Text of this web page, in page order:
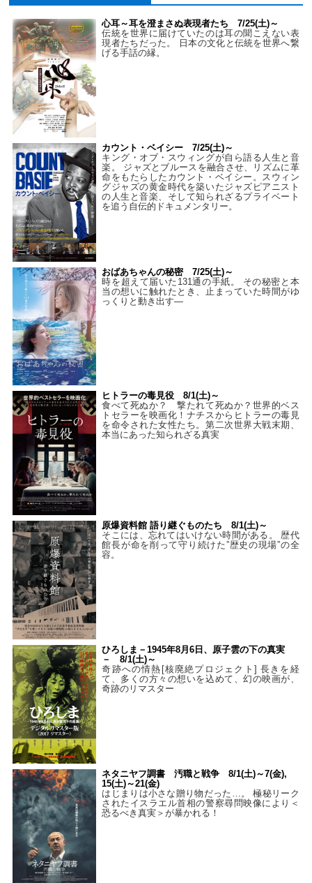
心耳～耳を澄まさぬ表現者たち 7/25(土)～
伝統を世界に届けていたのは耳の聞こえない表
現者たちだった。 日本の文化と伝統を世界へ繋
げる手話の縁。
カウント・ベイシー 7/25(土)～
キング・オブ・スウィングが自ら語る人生と音
楽。 ジャズとブルースを融合させ、リズムに革
命をもたらしたカウント・ベイシー。スウィン
グジャズの黄金時代を築いたジャズピアニスト
の人生と音楽、そして知られざるプライベート
を追う自伝的ドキュメンタリー。
おばあちゃんの秘密 7/25(土)～
時を超えて届いた131通の手紙。 その秘密と本
当の想いに触れたとき、止まっていた時間がゆ
っくりと動き出す―
ヒトラーの毒見役 8/1(土)～
食べて死ぬか？ 撃たれて死ぬか？世界的ベス
トセラーを映画化！ナチスからヒトラーの毒見
を命令された女性たち。第二次世界大戦末期、
本当にあった知られざる真実
原爆資料館 語り継ぐものたち 8/1(土)～
そこには、忘れてはいけない時間がある。 歴代
館長が命を削って守り続けた”歴史の現場”の全
容。
ひろしま－1945年8月6日、原子雲の下の真実
－ 8/1(土)～
奇跡への情熱[核廃絶プロジェクト] 長きを経
て、多くの方々の想いを込めて、幻の映画が、
奇跡のリマスター
ネタニヤフ調書 汚職と戦争 8/1(土)～7(金),
15(土)～21(金)
はじまりは小さな贈り物だった…。 極秘リーク
されたイスラエル首相の警察尋問映像により＜
恐るべき真実＞が暴かれる！